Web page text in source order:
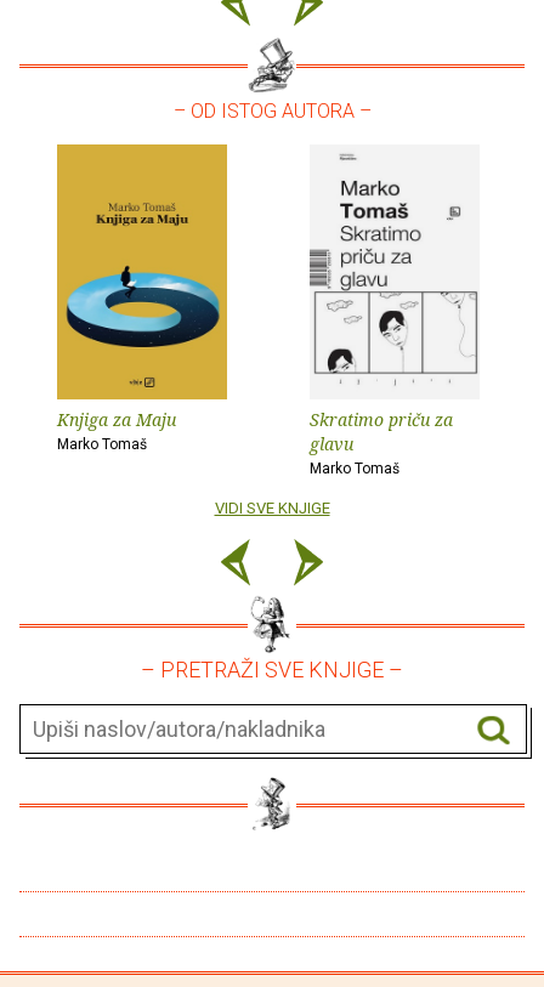
– OD ISTOG AUTORA –
Knjiga za Maju
Marko Tomaš
Skratimo priču za
glavu
Marko Tomaš
VIDI SVE KNJIGE
– PRETRAŽI SVE KNJIGE –